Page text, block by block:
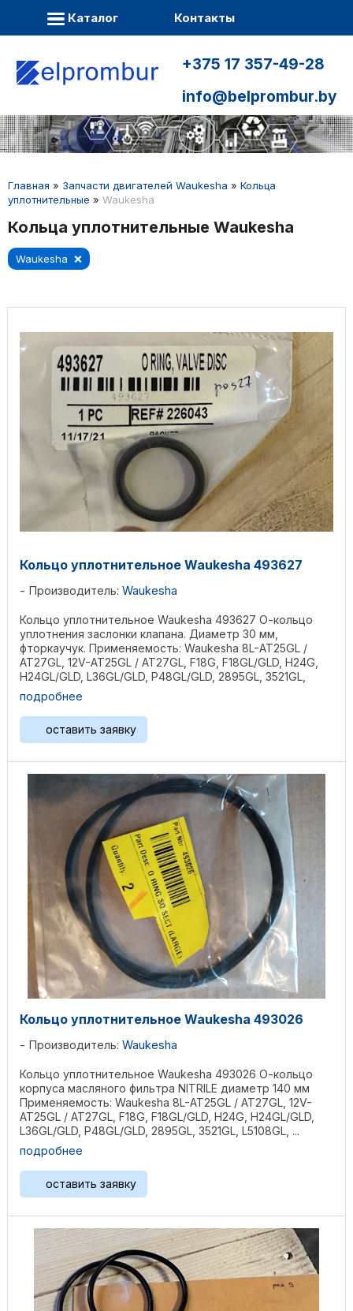
Каталог Контакты
+375 17 357-49-28
info@belprombur.by
Главная » Запчасти двигателей Waukesha » Кольца
уплотнительные » Waukesha
Кольца уплотнительные Waukesha
Waukesha
Кольцо уплотнительное Waukesha 493627
Производитель: Waukesha
Кольцо уплотнительное Waukesha 493627 О-кольцо
уплотнения заслонки клапана. Диаметр 30 мм,
фторкаучук. Применяемость: Waukesha 8L-AT25GL /
AT27GL, 12V-AT25GL / AT27GL, F18G, F18GL/GLD, H24G,
H24GL/GLD, L36GL/GLD, P48GL/GLD, 2895GL, 3521GL,
L5108GL, ...
подробнее
оставить заявку
Кольцо уплотнительное Waukesha 493026
Производитель: Waukesha
Кольцо уплотнительное Waukesha 493026 О-кольцо
корпуса масляного фильтра NITRILE диаметр 140 мм
Применяемость: Waukesha 8L-AT25GL / AT27GL, 12V-
AT25GL / AT27GL, F18G, F18GL/GLD, H24G, H24GL/GLD,
L36GL/GLD, P48GL/GLD, 2895GL, 3521GL, L5108GL, ...
подробнее
оставить заявку